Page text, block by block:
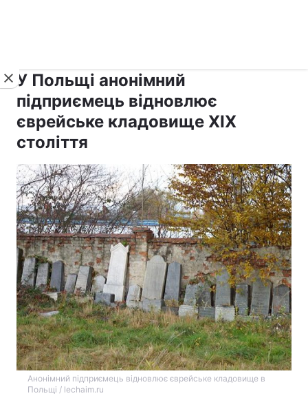
У Польщі анонімний
підприємець відновлює
єврейське кладовище XIX
століття
Анонімний підприємець відновлює єврейське кладовище в
Польщі / lechaim.ru